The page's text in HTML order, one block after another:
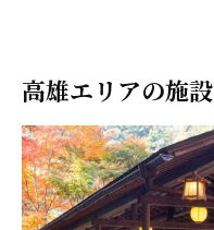
高雄エリアの施設